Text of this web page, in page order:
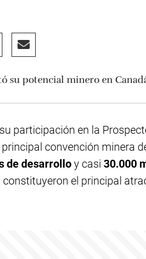
participación en la
principal convención minera
de desarrolloy casi 30.000
el principal